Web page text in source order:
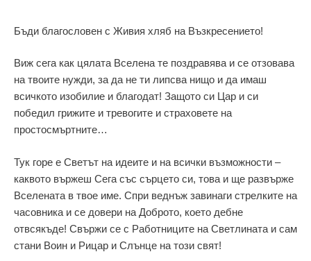
Бъди благословен с Живия хляб на Възкресението!
Виж сега как цялата Вселена те поздравява и се отзовава
на твоите нужди, за да не ти липсва нищо и да имаш
всичкото изобилие и благодат! Защото си Цар и си
победил грижите и тревогите и страховете на
простосмъртните…
Тук горе е Светът на идеите и на всички възможности –
каквото вържеш Сега със сърцето си, това и ще развърже
Вселената в твое име. Спри веднъж завинаги стрелките на
часовника и се довери на Доброто, което дебне
отвсякъде! Свържи се с Работниците на Светлината и сам
стани Воин и Рицар и Слънце на този свят!